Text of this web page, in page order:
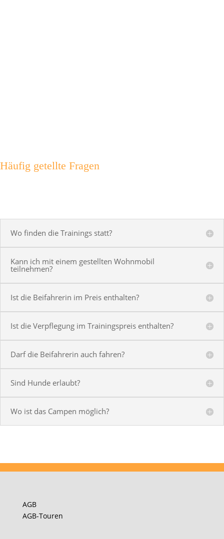
Häufig getellte Fragen
Wo finden die Trainings statt?
Kann ich mit einem gestellten Wohnmobil
teilnehmen?
Ist die Beifahrerin im Preis enthalten?
Ist die Verpflegung im Trainingspreis enthalten?
Darf die Beifahrerin auch fahren?
Sind Hunde erlaubt?
Wo ist das Campen möglich?
AGB
AGB-Touren